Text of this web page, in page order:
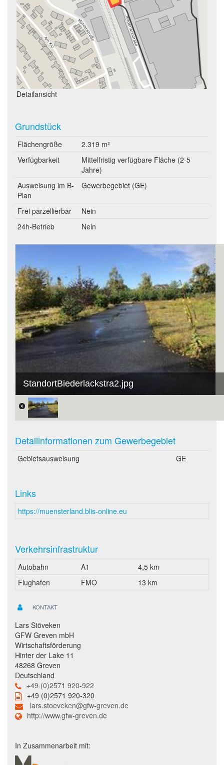
Detailansicht
Grundstück
Flächengröße
2.319 m²
Verfügbarkeit
Mittelfristig verfügbare Fläche (2-5
Jahre)
Ausweisung im B-
Plan
Gewerbegebiet (GE)
Frei parzellierbar
Nein
24h-Betrieb
Nein
StandortBiederlackstra2.jpg
Detailinformationen zum Gewerbegebiet
Gebietsausweisung GE
Links
https://muensterland.blis-online.eu
Verkehrsinfrastruktur
Autobahn A1
4,5 km
Flughafen
FMO 13 km
KONTAKT
Lars Stöveken
GFW Greven mbH
Wirtschaftsförderung
Hinter der Lake 11
48268 Greven
Deutschland
+49 (0)2571 920-922
+49 (0)2571 920-320
lars.stoeveken@gfw-greven.de
http://www.gfw-greven.de
In Zusammenarbeit mit: